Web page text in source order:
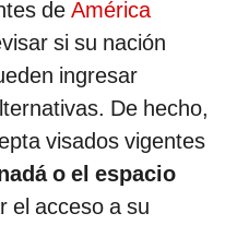
de América
si su nación
ingresar
De hecho,
visados vigentes
o el espacio
el acceso a su